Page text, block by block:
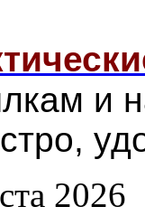
и
2026